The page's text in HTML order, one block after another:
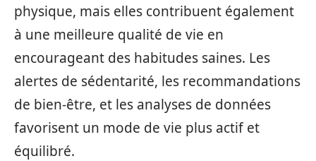
physique, mais elles contribuent également
à une meilleure qualité de vie en
encourageant des habitudes saines. Les
alertes de sédentarité, les recommandations
de bien-être, et les analyses de données
favorisent un mode de vie plus actif et
équilibré.